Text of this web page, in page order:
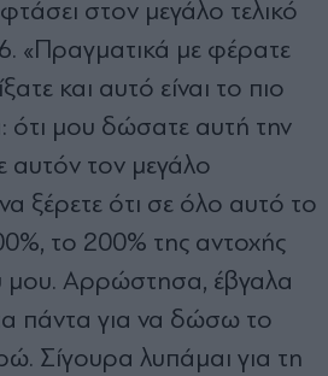
στον μεγάλο τελικό
«Πραγματικά με φέρατε
και αυτό είναι το πιο
ότι μου δώσατε αυτή την
αυτόν τον μεγάλο
ξέρετε ότι σε όλο αυτό το
το 200% της αντοχής
μου. Αρρώστησα, έβγαλα
πάντα για να δώσω το
Σίγουρα λυπάμαι για τη